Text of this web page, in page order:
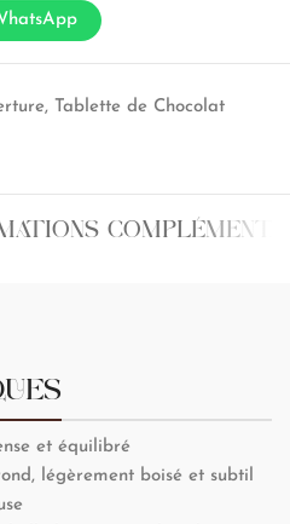
, Tablette de Chocolat
et équilibré
légèrement boisé et subtil